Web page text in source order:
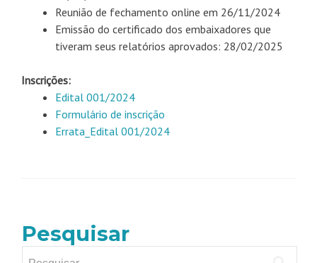
Reunião de fechamento online em 26/11/2024
Emissão do certificado dos embaixadores que
tiveram seus relatórios aprovados: 28/02/2025
Inscrições:
Edital 001/2024
Formulário de inscrição
Errata_Edital 001/2024
Pesquisar